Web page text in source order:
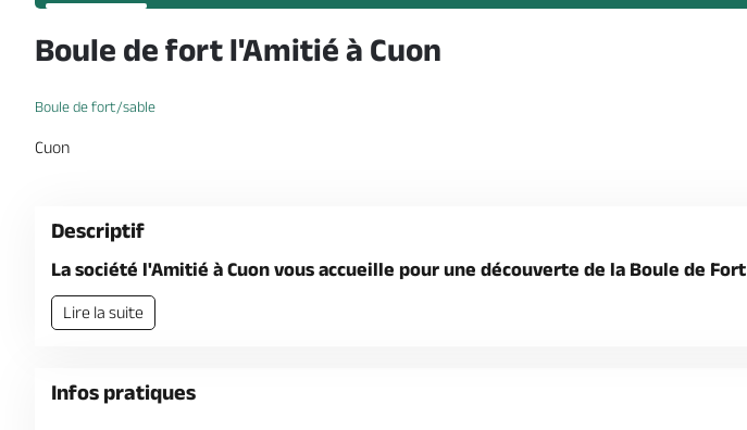
Boule de fort l'Amitié à Cuon
Boule de fort/sable
Cuon
Descriptif
La société l'Amitié à Cuon vous accueille pour une découverte de la Boule de Fort
Lire la suite
Infos pratiques